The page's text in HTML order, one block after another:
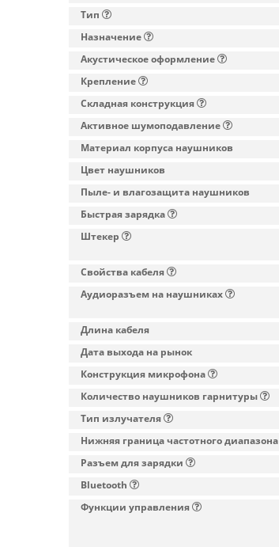
Тип
Назначение
Акустическое оформление
Крепление
Складная конструкция
Активное шумоподавление
Материал корпуса наушников
Цвет наушников
Пыле- и влагозащита наушников
Быстрая зарядка
Штекер
Свойства кабеля
Аудиоразъем на наушниках
Длина кабеля
Дата выхода на рынок
Конструкция микрофона
Количество наушников гарнитуры
Тип излучателя
Нижняя граница частотного диапазона
Разъем для зарядки
Bluetooth
Функции управления